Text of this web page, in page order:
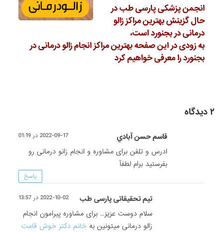
انجمن پزشکی پارسی طب در
حال گزینش بهترین مراکز زالو
درمانی در بجنورد است،
به زودی در این صفحه بهترین مراکز انجام زالو درمانی در
بجنورد را معرفی خواهیم کرد
۲ دیدگاه
قاسم حسن آبادي 2022-09-17 در 01:19
ادرس و تلفن‌ برای مشاوره و انجام زانو درمانی رو
بفرستید برام لطفآ
پاسخ
تیم تحقیقاتی پارسی طب 2022-10-02 در 13:57
سلام دوست عزیز… برای مشاوره پیرامون انجام
زالو درمانی میتونین به خانم دکتر خوش قامت